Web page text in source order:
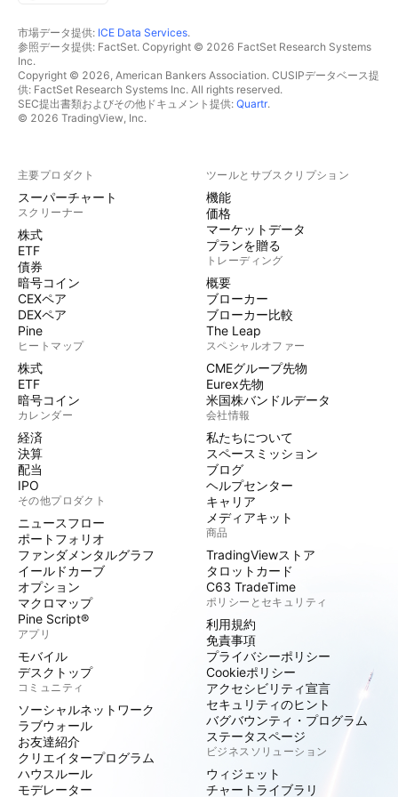
市場データ提供: ICE Data Services.
参照データ提供: FactSet. Copyright © 2026 FactSet Research Systems
Inc.
Copyright © 2026, American Bankers Association. CUSIPデータベース提
供: FactSet Research Systems Inc. All rights reserved.
SEC提出書類およびその他ドキュメント提供: Quartr.
© 2026 TradingView, Inc.
主要プロダクト
スーパーチャート
スクリーナー
株式
ETF
債券
暗号コイン
CEXペア
DEXペア
Pine
ヒートマップ
株式
ETF
暗号コイン
カレンダー
経済
決算
配当
IPO
その他プロダクト
ニュースフロー
ポートフォリオ
ファンダメンタルグラフ
イールドカーブ
オプション
マクロマップ
Pine Script®
アプリ
モバイル
デスクトップ
コミュニティ
ソーシャルネットワーク
ラブウォール
お友達紹介
クリエイタープログラム
ハウスルール
モデレーター
ツールとサブスクリプション
機能
価格
マーケットデータ
プランを贈る
トレーディング
概要
ブローカー
ブローカー比較
The Leap
スペシャルオファー
CMEグループ先物
Eurex先物
米国株バンドルデータ
会社情報
私たちについて
スペースミッション
ブログ
ヘルプセンター
キャリア
メディアキット
商品
TradingViewストア
タロットカード
C63 TradeTime
ポリシーとセキュリティ
利用規約
免責事項
プライバシーポリシー
Cookieポリシー
アクセシビリティ宣言
セキュリティのヒント
バグバウンティ・プログラム
ステータスページ
ビジネスソリューション
ウィジェット
チャートライブラリ